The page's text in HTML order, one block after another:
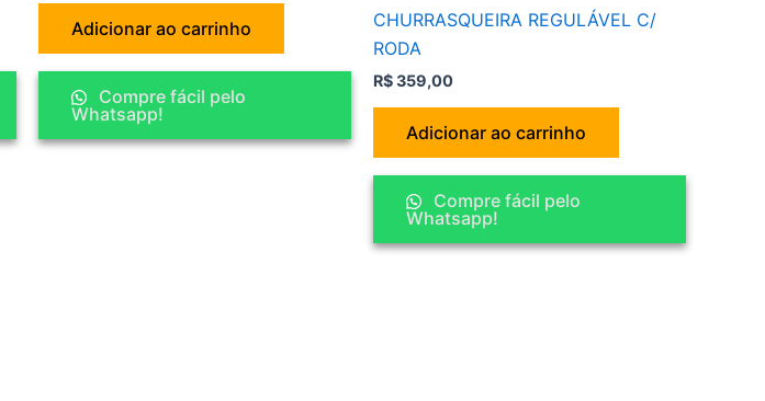
Adicionar ao carrinho
Compre fácil pelo
Whatsapp!
CHURRASQUEIRA REGULÁVEL C/
RODA
R$359,00
Adicionar ao carrinho
Compre fácil pelo
Whatsapp!